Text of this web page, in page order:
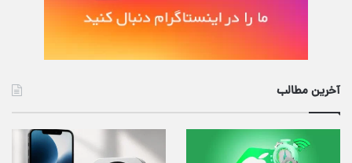
آخرین مطالب